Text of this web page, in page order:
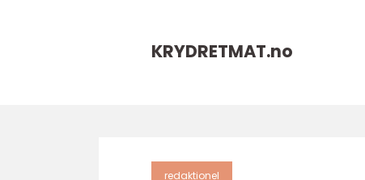
KRYDRETMAT.no
redaktionel